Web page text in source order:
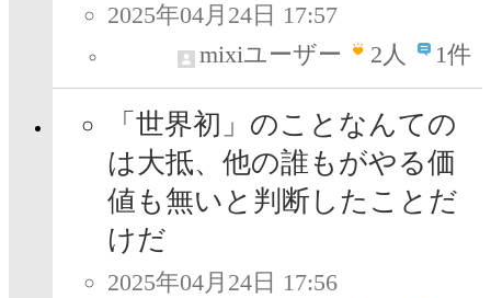
2025年04月24日 17:57
mixiユーザー
2人 1件
「世界初」のことなんての
は大抵、他の誰もがやる価
値も無いと判断したことだ
けだ
2025年04月24日 17:56